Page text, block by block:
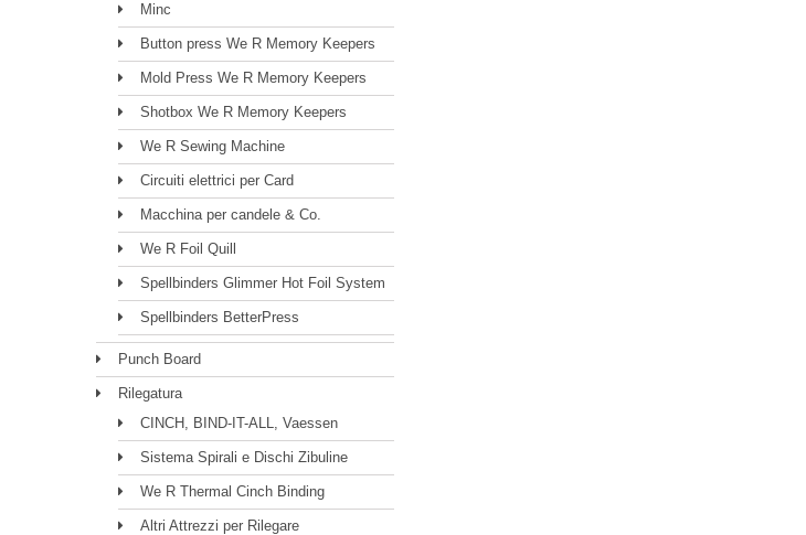
Minc
Button press We R Memory Keepers
Mold Press We R Memory Keepers
Shotbox We R Memory Keepers
We R Sewing Machine
Circuiti elettrici per Card
Macchina per candele & Co.
We R Foil Quill
Spellbinders Glimmer Hot Foil System
Spellbinders BetterPress
Punch Board
Rilegatura
CINCH, BIND-IT-ALL, Vaessen
Sistema Spirali e Dischi Zibuline
We R Thermal Cinch Binding
Altri Attrezzi per Rilegare